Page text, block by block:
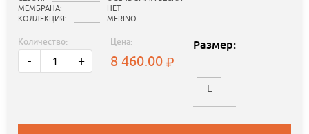
МЕМБРАНА:
НЕТ
КОЛЛЕКЦИЯ:
MERINO
Количество:
- +
Цена:
8 460.00
Размер:
L